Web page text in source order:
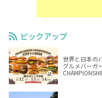
ピックアップ
世界と日本の
グルメバーガ